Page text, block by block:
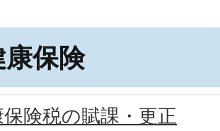
康保険
険税の賦課・更正